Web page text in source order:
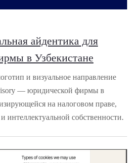
айдентика для
в Узбекистане
и визуальное направление
— юридической фирмы в
на налоговом праве,
интеллектуальной собственности.